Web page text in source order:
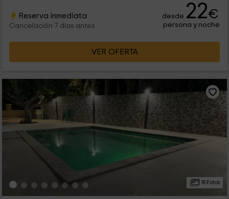
Reserva inmediata
Cancelación 7 días antes
desde 22€
persona y noche
VER OFERTA
18 Fotos